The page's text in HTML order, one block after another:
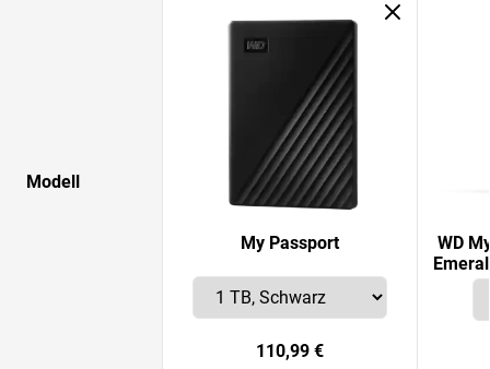
Modell
My Passport
110,99 €
WD